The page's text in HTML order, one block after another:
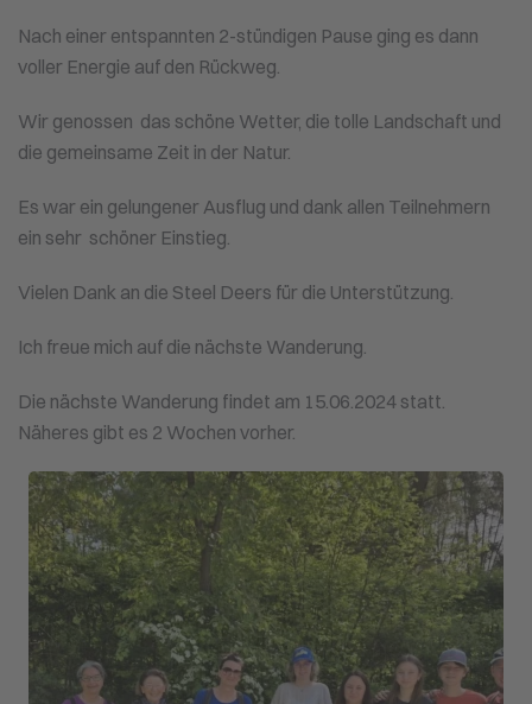
Nach einer entspannten 2-stündigen Pause ging es dann
voller Energie auf den Rückweg.
Wir genossen das schöne Wetter, die tolle Landschaft und
die gemeinsame Zeit in der Natur.
Es war ein gelungener Ausflug und dank allen Teilnehmern
ein sehr schöner Einstieg.
Vielen Dank an die Steel Deers für die Unterstützung.
Ich freue mich auf die nächste Wanderung.
Die nächste Wanderung findet am 15.06.2024 statt.
Näheres gibt es 2 Wochen vorher.